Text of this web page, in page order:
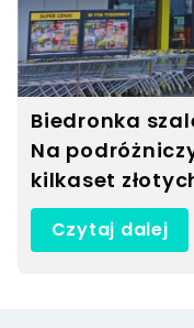
Biedronka
Na
kilkaset
Czytaj dalej